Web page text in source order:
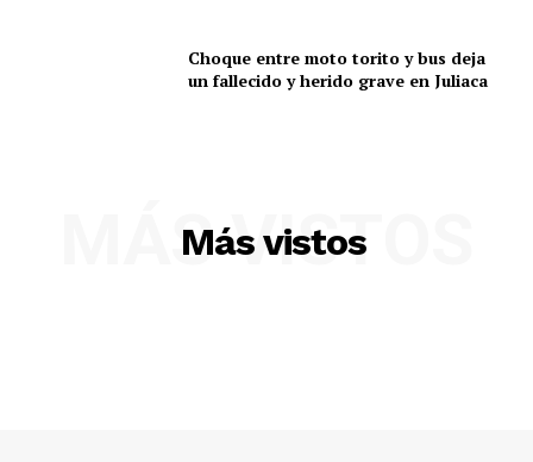
Choque entre moto torito y bus deja
un fallecido y herido grave en Juliaca
Más vistos
MÁS VISTOS